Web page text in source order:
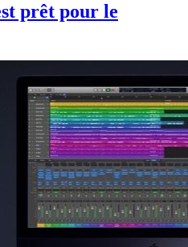
prêt pour le